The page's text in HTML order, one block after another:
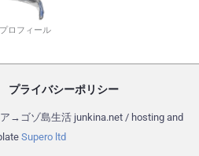
プロフィール
プライバシーポリシー
→ゴゾ島生活 junkina.net / hosting and
Supero ltd